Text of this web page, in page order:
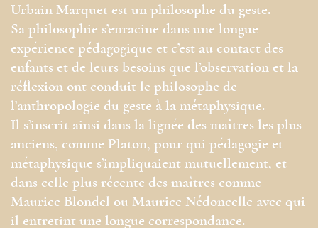
Urbain Marquet est un philosophe du geste.
Sa philosophie s’enracine dans une longue
expérience pédagogique et c’est au contact des
enfants et de leurs besoins que l’observation et la
réflexion ont conduit le philosophe de
l’anthropologie du geste à la métaphysique.
Il s’inscrit ainsi dans la lignée des maîtres les plus
anciens, comme Platon, pour qui pédagogie et
métaphysique s’impliquaient mutuellement, et
dans celle plus récente des maîtres comme
Maurice Blondel ou Maurice Nédoncelle avec qui
il entretint une longue correspondance.